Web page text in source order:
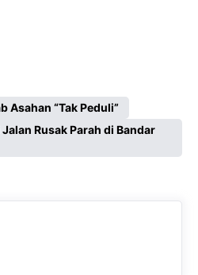
Asahan “Tak Peduli”
Rusak Parah di Bandar